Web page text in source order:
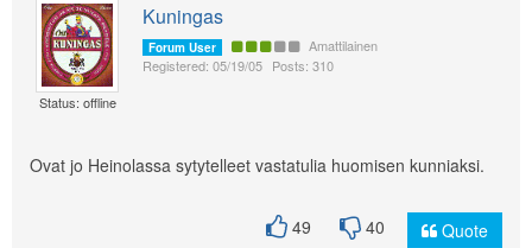
Status: offline
Kuningas
Forum User
Amattilainen
Registered: 05/19/05 Posts: 310
Ovat jo Heinolassa sytytelleet vastatulia huomisen kunniaksi.
49 40 Quote